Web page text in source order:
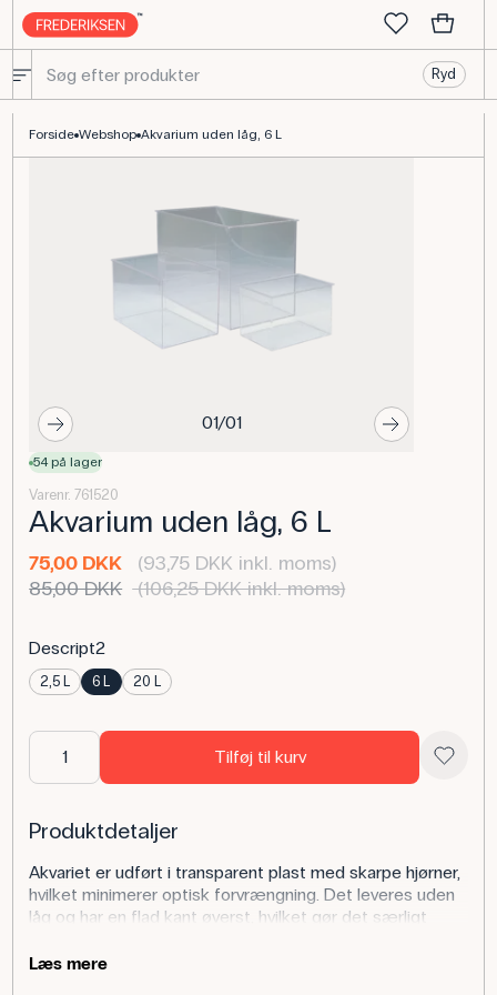
Ryd
Forside Webshop Akvarium uden låg, 6 L
01/01
54 på lager
Varenr. 761520
Akvarium uden låg, 6 L
75,00 DKK
(93,75 DKK inkl. moms)
85,00 DKK (106,25 DKK inkl. moms)
Descript2
2,5 L 6 L 20 L
Tilføj til kurv
Produktdetaljer
Akvariet er udført i transparent plast med skarpe hjørner,
hvilket minimerer optisk forvrængning. Det leveres uden
låg og har en flad kant øverst, hvilket gør det særligt
adgang til overfladen. Volumenet er 6 liter, og målene er
Læs mere